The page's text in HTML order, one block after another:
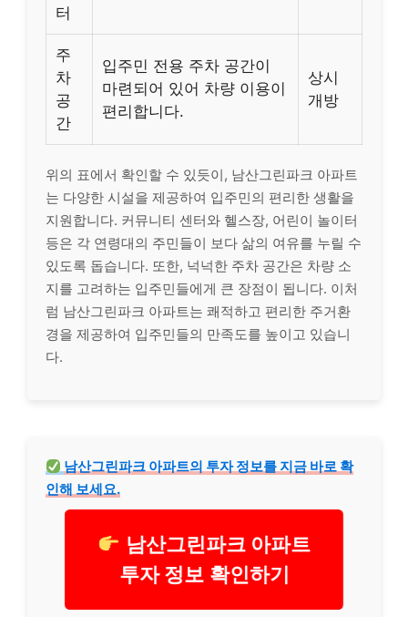
터
주
차
공
간
입주민 전용 주차 공간이
마련되어 있어 차량 이용이
편리합니다.
상시
개방
위의 표에서 확인할 수 있듯이, 남산그린파크 아파트
는 다양한 시설을 제공하여 입주민의 편리한 생활을
지원합니다. 커뮤니티 센터와 헬스장, 어린이 놀이터
등은 각 연령대의 주민들이 보다 삶의 여유를 누릴 수
있도록 돕습니다. 또한, 넉넉한 주차 공간은 차량 소
지를 고려하는 입주민들에게 큰 장점이 됩니다. 이처
럼 남산그린파크 아파트는 쾌적하고 편리한 주거환
경을 제공하여 입주민들의 만족도를 높이고 있습니
다.
남산그린파크 아파트의 투자 정보를 지금 바로 확
인해 보세요.
남산그린파크 아파트
투자 정보 확인하기